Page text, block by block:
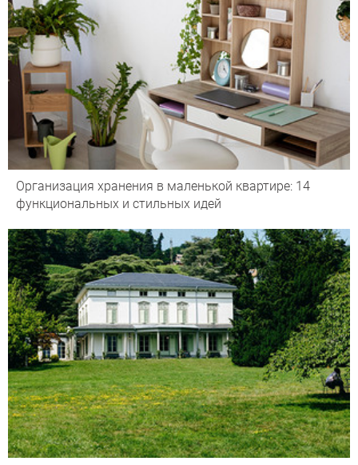
Организация хранения в маленькой квартире: 14
функциональных и стильных идей